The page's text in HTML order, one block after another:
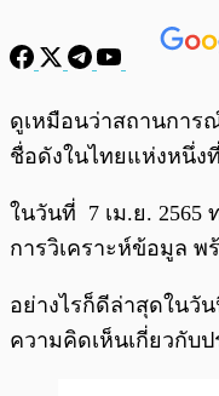
พร้อมเล่น
ดูเหมือนว่าสถานการ
ชื่อดังในไทยแห่งหนึ่ง
ในวันที่ 7 เม.ย. 2565
การวิเคราะห์ข้อมูล พ
อย่างไรก็ดีล่าสุดในวั
ความคิดเห็นเกี่ยวกับ